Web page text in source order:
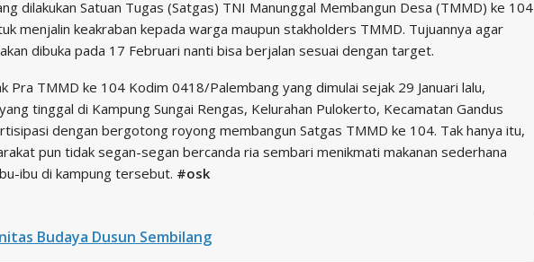
dilakukan Satuan Tugas (Satgas) TNI Manunggal Membangun Desa (TMMD) ke 104
menjalin keakraban kepada warga maupun stakholders TMMD. Tujuannya agar
dibuka pada 17 Februari nanti bisa berjalan sesuai dengan target.
Pra TMMD ke 104 Kodim 0418/Palembang yang dimulai sejak 29 Januari lalu,
tinggal di Kampung Sungai Rengas, Kelurahan Pulokerto, Kecamatan Gandus
dengan bergotong royong membangun Satgas TMMD ke 104. Tak hanya itu,
pun tidak segan-segan bercanda ria sembari menikmati makanan sederhana
ibu di kampung tersebut. #osk
Budaya Dusun Sembilang